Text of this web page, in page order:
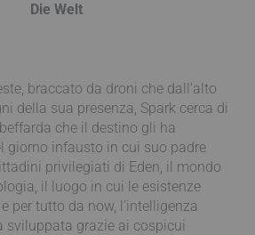
Die Welt
braccato da droni che dall’alto
della sua presenza, Spark cerca di
che il destino gli ha
giorno infausto in cui suo padre
privilegiati di Eden, il mondo
il luogo in cui le esistenze
per tutto da now, l’intelligenza
sviluppata grazie ai cospicui